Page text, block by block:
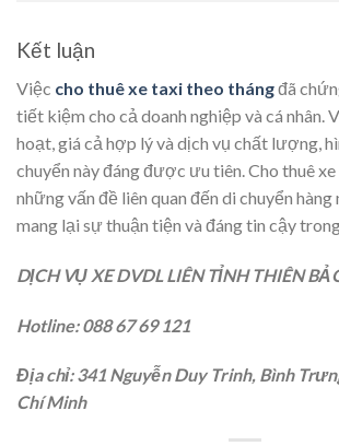
Kết luận
Việc cho thuê xe taxi theo thángđã
tiết kiệm cho cả doanh nghiệp và cá nhân.
hoạt, giá cả hợp lý và dịch vụ chất lượng,
chuyển này đáng được ưu tiên. Cho thuê
những vấn đề liên quan đến di chuyển
mang lại sự thuận tiện và đáng tin cậy
DỊCH VỤ XE DVDL LIÊN TỈNH THIÊN
Hotline: 088 67 69 121
Địa chỉ: 341 Nguyễn Duy Trinh, Bình
Chí Minh